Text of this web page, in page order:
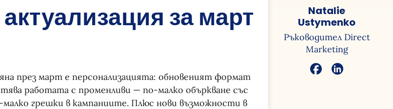
за март
през март е персонализацията: обновеният формат
работата с променливи — по-малко объркване със
грешки в кампаниите. Плюс нови възможности в
Natalie
Ustymenko
Ръководител Direct
Marketing